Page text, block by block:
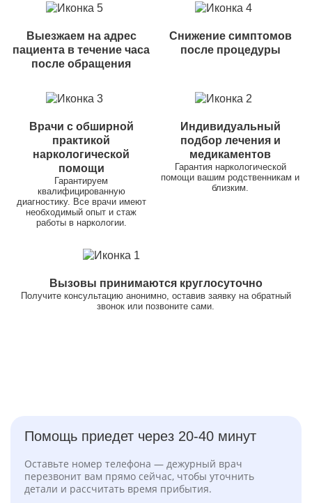
Выезжаем на адрес
пациента в течение часа
после обращения
Снижение симптомов
после процедуры
Врачи с обширной
практикой
наркологической
помощи
Гарантируем
квалифицированную
диагностику. Все врачи имеют
необходимый опыт и стаж
работы в наркологии.
Индивидуальный
подбор лечения и
медикаментов
Гарантия наркологической
помощи вашим родственникам и
близким.
Вызовы принимаются круглосуточно
Получите консультацию анонимно, оставив заявку на обратный
звонок или позвоните сами.
Помощь приедет через 20-40 минут
Оставьте номер телефона — дежурный врач
перезвонит вам прямо сейчас, чтобы уточнить
детали и рассчитать время прибытия.